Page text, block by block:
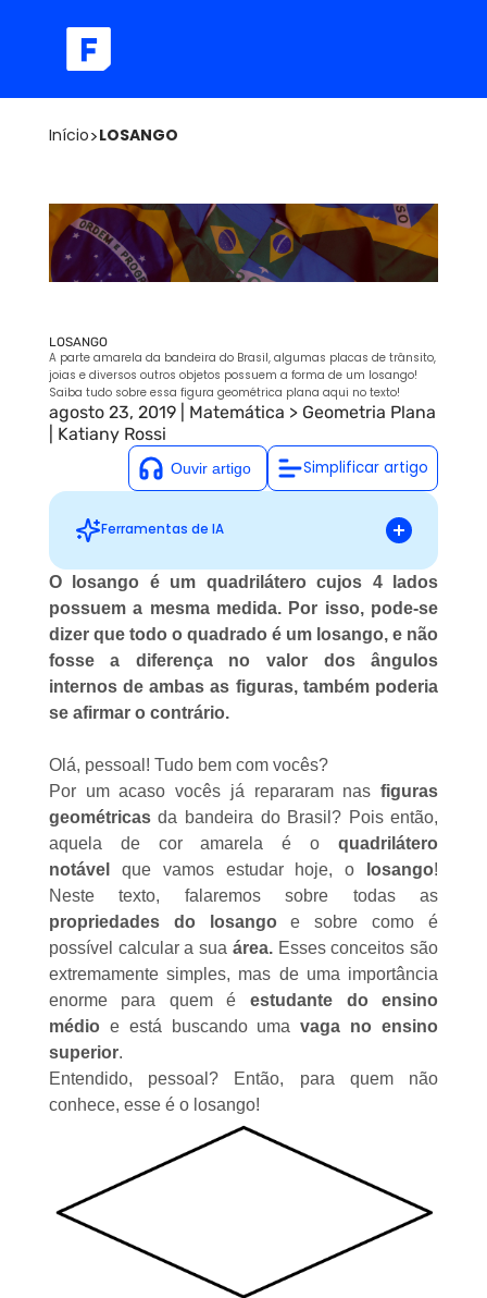
Início>LOSANGO
LOSANGO
A parte amarela da bandeira do Brasil, algumas placas de trânsito,
joias e diversos outros objetos possuem a forma de um losango!
Saiba tudo sobre essa figura geométrica plana aqui no texto!
agosto 23, 2019 Matemática > Geometria Plana
Katiany Rossi
Simplificar artigo
Ferramentas de IA
O losango é um quadrilátero cujos 4 lados
possuem a mesma medida. Por isso, pode-se
dizer que todo o quadrado é um losango, e não
fosse a diferença no valor dos ângulos
internos de ambas as figuras, também poderia
se afirmar o contrário.
Olá, pessoal! Tudo bem com vocês?
Por um acaso vocês já repararam nasfiguras
geométricasda bandeira do Brasil? Pois então,
aquela de cor amarela é oquadrilátero
notável que vamos estudar hoje, o losango!
Neste texto, falaremos sobre todas as
propriedades do losangoe sobre como é
possível calcular a sua área.Esses conceitos são
extremamente simples, mas de uma importância
enorme para quem éestudante do ensino
médio e está buscando umavaga no ensino
superior.
Entendido, pessoal? Então, para quem não
conhece, esse é o losango!